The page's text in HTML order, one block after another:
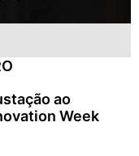
ao
Week